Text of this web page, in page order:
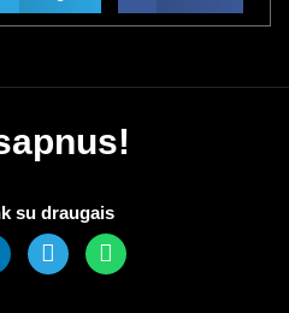
su draugais